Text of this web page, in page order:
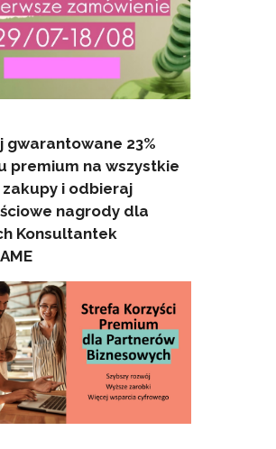
gwarantowane 23%
premium na wszystkie
i odbieraj
nagrody dla
Konsultantek